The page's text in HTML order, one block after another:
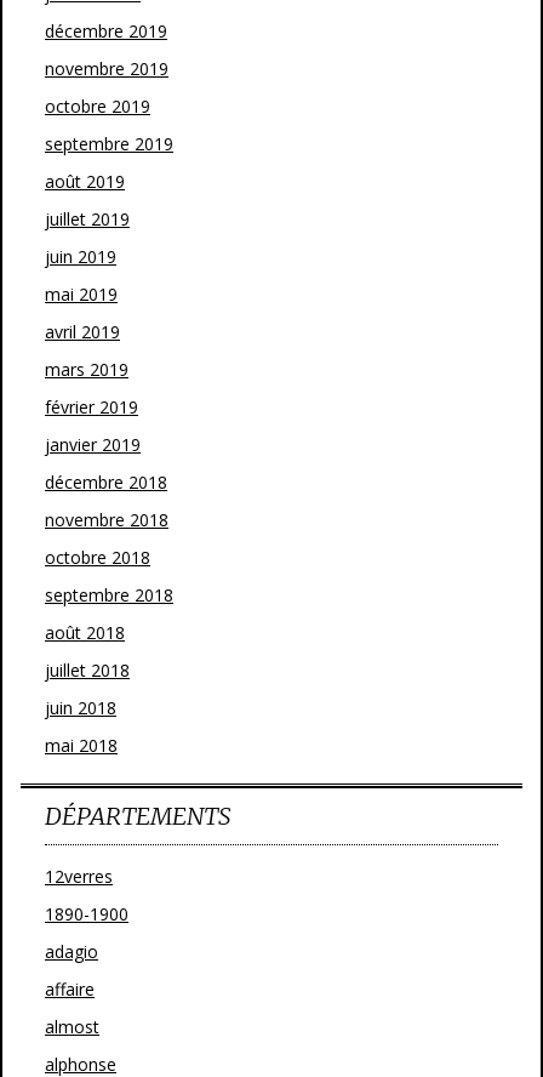
décembre 2019
novembre 2019
octobre 2019
septembre 2019
août 2019
juillet 2019
juin 2019
mai 2019
avril 2019
mars 2019
février 2019
janvier 2019
décembre 2018
novembre 2018
octobre 2018
septembre 2018
août 2018
juillet 2018
juin 2018
mai 2018
DÉPARTEMENTS
12verres
1890-1900
adagio
affaire
almost
alphonse